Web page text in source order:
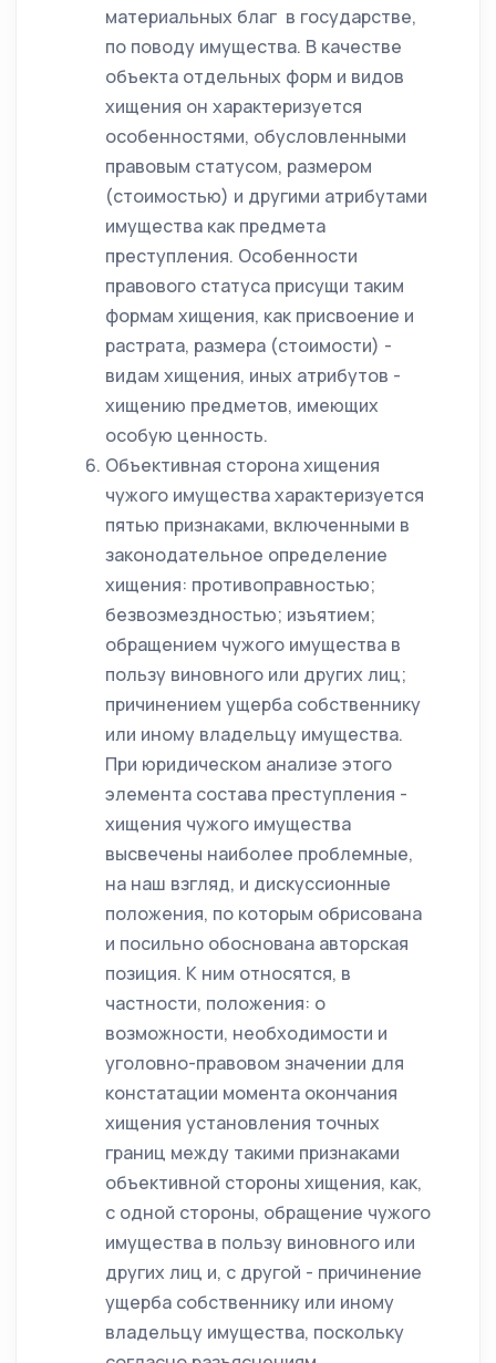
материальных благ в государстве,
по поводу имущества. В качестве
объекта отдельных форм и видов
хищения он характеризуется
особенностями, обусловленными
правовым статусом, размером
(стоимостью) и другими атрибутами
имущества как предмета
преступления. Особенности
правового статуса присущи таким
формам хищения, как присвоение и
растрата, размера (стоимости) -
видам хищения, иных атрибутов -
хищению предметов, имеющих
особую ценность.
Объективная сторона хищения
чужого имущества характеризуется
пятью признаками, включенными в
законодательное определение
хищения: противоправностью;
безвозмездностью; изъятием;
обращением чужого имущества в
пользу виновного или других лиц;
причинением ущерба собственнику
или иному владельцу имущества.
При юридическом анализе этого
элемента состава преступления -
хищения чужого имущества
высвечены наиболее проблемные,
на наш взгляд, и дискуссионные
положения, по которым обрисована
и посильно обоснована авторская
позиция. К ним относятся, в
частности, положения: о
возможности, необходимости и
уголовно-правовом значении для
констатации момента окончания
хищения установления точных
границ между такими признаками
объективной стороны хищения, как,
с одной стороны, обращение чужого
имущества в пользу виновного или
других лиц и, с другой - причинение
ущерба собственнику или иному
владельцу имущества, поскольку